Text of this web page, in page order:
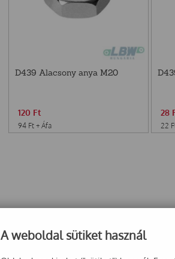
D439 Alacsony anya M20
120 Ft
94 Ft + Áfa
28
22
A weboldal sütiket használ